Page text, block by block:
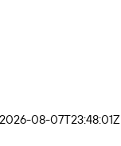
08-07T23:48:01Z